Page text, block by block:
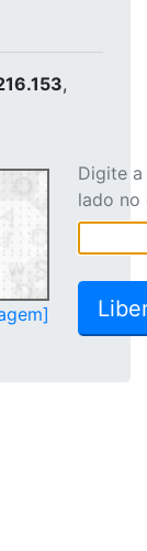
,
Digite
lado no